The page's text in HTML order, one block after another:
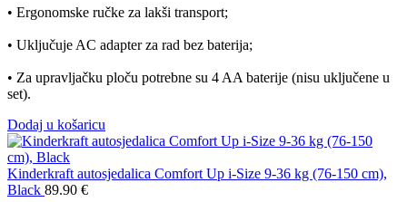
• Ergonomske ručke za lakši transport;
• Uključuje AC adapter za rad bez baterija;
• Za upravljačku ploču potrebne su 4 AA baterije (nisu uključene u
set).
Dodaj u košaricu
Kinderkraft autosjedalica Comfort Up i-Size 9-36 kg (76-150 cm),
Black 89.90 €